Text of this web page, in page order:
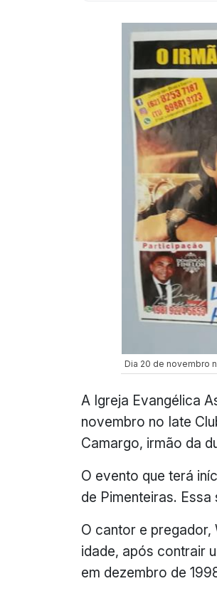
Dia 20 de novembro
A Igreja Evangélica
novembro no Iate
Camargo, irmão da
O evento que terá
de Pimenteiras.
O cantor e pregador,
idade, após contrair
em dezembro de